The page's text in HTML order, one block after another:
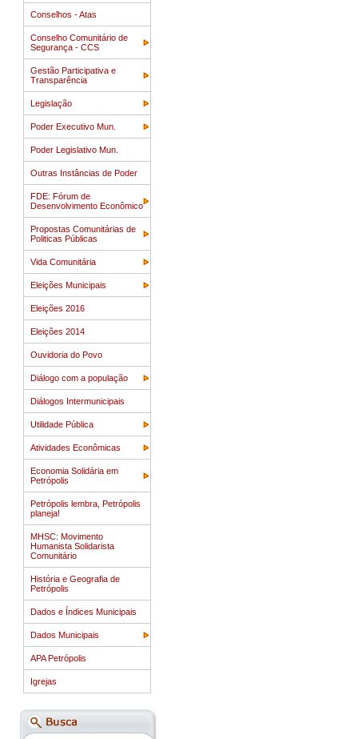
Conselhos - Atas
Conselho Comunitário de
Segurança - CCS
Gestão Participativa e
Transparência
Legislação
Poder Executivo Mun.
Poder Legislativo Mun.
Outras Instâncias de Poder
FDE: Fórum de
Desenvolvimento Econômico
Propostas Comunitárias de
Politicas Públicas
Vida Comunitária
Eleições Municipais
Eleições 2016
Eleições 2014
Ouvidoria do Povo
Diálogo com a população
Diálogos Intermunicipais
Utilidade Pública
Atividades Econômicas
Economia Solidária em
Petrópolis
Petrópolis lembra, Petrópolis
planeja!
MHSC: Movimento
Humanista Solidarista
Comunitário
História e Geografia de
Petrópolis
Dados e Índices Municipais
Dados Municipais
APA Petrópolis
Igrejas